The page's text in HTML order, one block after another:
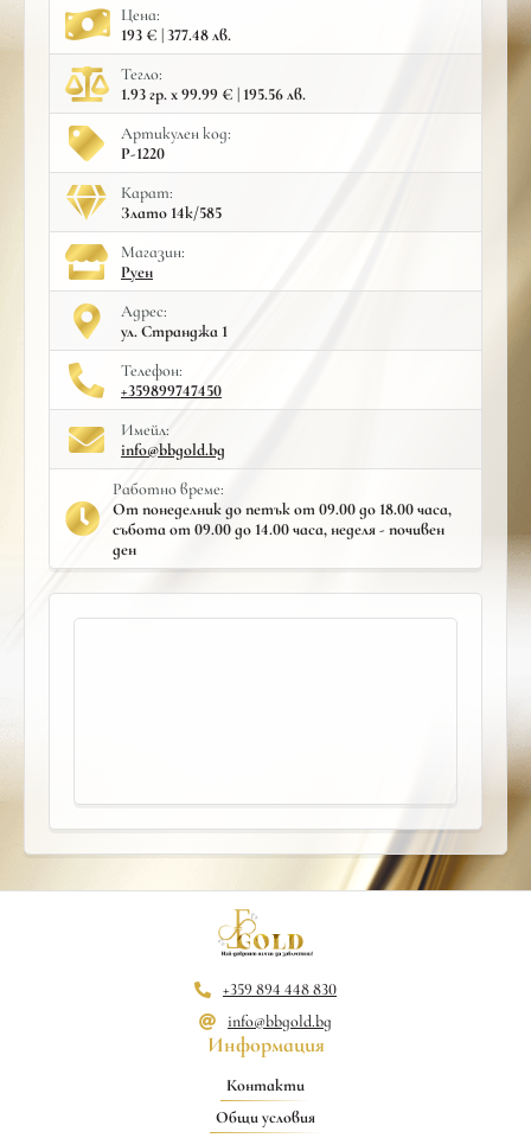
Цена:
193 € | 377.48 лв.
Тегло:
1.93 гр. x 99.99 € | 195.56 лв.
Артикулен код:
Р-1220
Карат:
Злато 14к/585
Mагазин:
Руен
Адрес:
ул. Странджа 1
Телефон:
+359899747450
Имейл:
info@bbgold.bg
Работно време:
От понеделник до петък от 09.00 до 18.00 часа,
събота от 09.00 до 14.00 часа, неделя - почивен
ден
+359 894 448 830
info@bbgold.bg
Информация
Контакти
Общи условия